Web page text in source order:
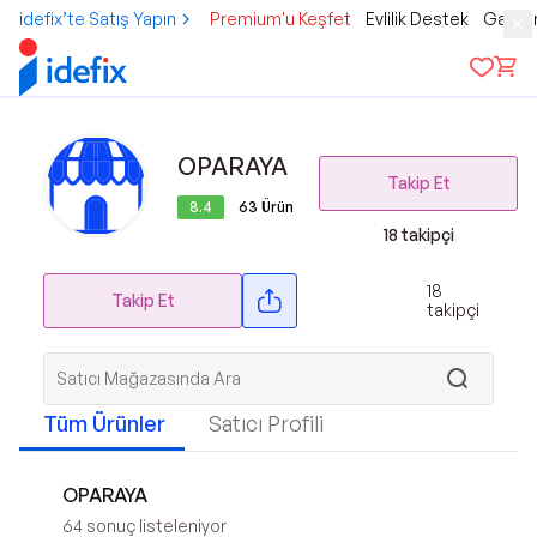
idefix’te Satış Yapın Premium'u Keşfet Evlilik Destek
OPARAYA
8.4 63 Ürün
Takip Et
18 takipçi
Takip Et
18
takipçi
Tüm Ürünler Satıcı Profili
OPARAYA
64 sonuç listeleniyor